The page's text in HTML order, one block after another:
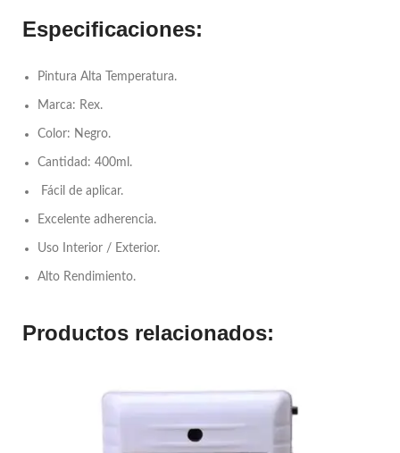
Especificaciones:
Pintura Alta Temperatura.
Marca: Rex.
Color: Negro.
Cantidad: 400ml.
Fácil de aplicar.
Excelente adherencia.
Uso Interior / Exterior.
Alto Rendimiento.
Productos relacionados: